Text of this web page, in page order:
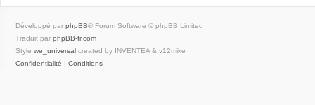
Développé par phpBB® Forum Software © phpBB Limited
Traduit par phpBB-fr.com
Style we_universal created by INVENTEA & v12mike
Confidentialité | Conditions